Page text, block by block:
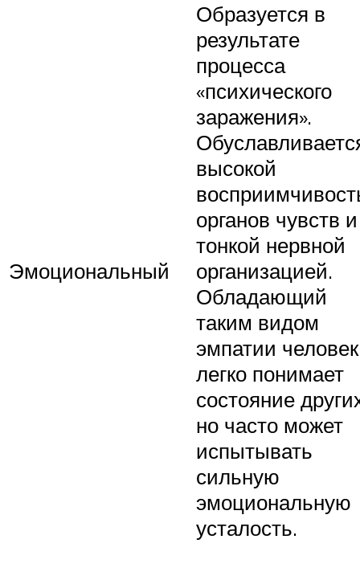
Эмоциональный
Образуется в
результате
процесса
«психического
заражения».
высокой
органов чувств и
тонкой нервной
организацией.
Обладающий
таким видом
эмпатии человек
легко понимает
состояние
но часто может
испытывать
сильную
эмоциональную
усталость.